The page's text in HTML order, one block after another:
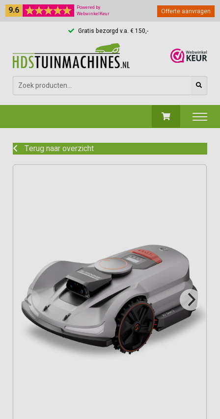
Gratis bezorgd v.a. € 150,-
9.6
Powered by
WebwinkelKeur
Offerte aanvragen
Zoeken
naar:
Terug naar overzicht